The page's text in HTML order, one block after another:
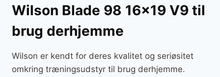
Wilson Blade 98 16×19 V9 til
brug derhjemme
Wilson er kendt for deres kvalitet og seriøsitet
omkring træningsudstyr til brug derhjemme.